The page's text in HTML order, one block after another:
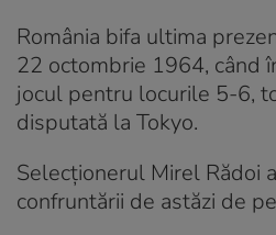
România bifa ultima
22 octombrie 1964, când
jocul pentru locurile 5-6,
disputată la Tokyo.
Selecționerul Mirel Rădoi
confruntării de astăzi de